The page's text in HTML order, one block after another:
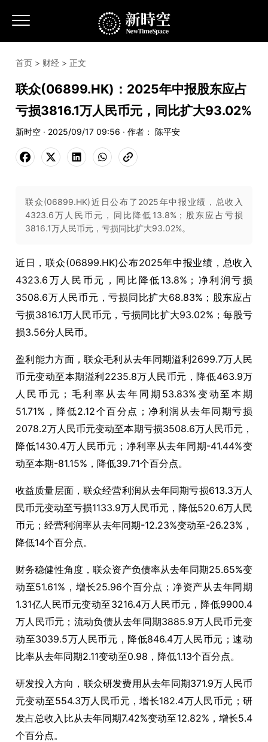
首页 > 财经 > 正文
联众(06899.HK)：2025年中报股东应占
亏损3816.1万人民币元，同比扩大93.02%
新时空 · 2025/09/17 09:56 · 作者： 陈平安
联众(06899.HK)近日公布了2025年中报业绩，总收入
4323.6万人民币元，同比降低13.8%；股东应占亏损
3816.1万人民币元，亏损同比扩大93.02%。
近日 ，联众(06899.HK)公布2025年中报业绩，总收入
4323.6 万人民币元，同比降低 13.8% ；净利润亏损
3508.6万人民币元，亏损同比扩大68.83% ；股东应占
亏损3816.1万人民币元，亏损同比扩大93.02% ；每股亏
损3.56分人民币。
盈利能力方面，联众毛利从去年同期溢利2699.7万人民
币元变动至本期溢利2235.8万人民币元，降低463.9万
人民币元；毛利率从去年同期 53.83% 变动至本期
51.71% ，降低2.12个百分点；净利润从去年同期亏损
2078.2万人民币元变动至本期亏损3508.6万人民币元，
降低1430.4万人民币元；净利率从去年同期-41.44%变
动至本期-81.15% ，降低39.71个百分点。
收益质量层面，联众经营利润从去年同期亏损613.3万人
民币元变动至亏损1133.9万人民币元，降低520.6万人民
币元；经营利润率从去年同期-12.23%变动至-26.23% ，
降低14个百分点。
财务稳健性角度，联众资产负债率从去年同期25.65%变
动至51.61% ，增长25.96个百分点；净资产从去年同期
1.31亿人民币元变动至3216.4万人民币元，降低9900.4
万人民币元；流动负债从去年同期3885.9万人民币元变
动至3039.5万人民币元，降低846.4万人民币元；速动
比率从去年同期2.11变动至0.98 ，降低1.13个百分点。
研发投入方向，联众研发费用从去年同期371.9万人民币
元变动至554.3万人民币元，增长182.4万人民币元；研
发占总收入比从去年同期7.42%变动至12.82% ，增长5.4
个百分点。